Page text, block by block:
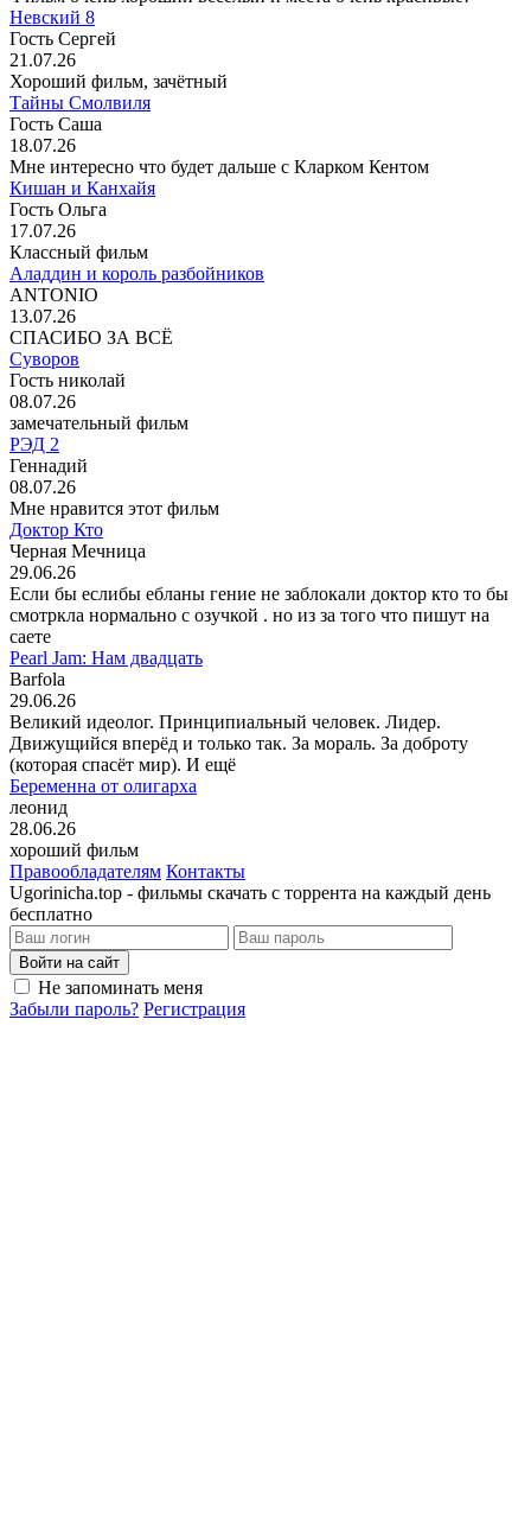
Невский 8
Гость Сергей
21.07.26
Хороший фильм, зачётный
Тайны Смолвиля
Гость Саша
18.07.26
Мне интересно что будет дальше с Кларком Кентом
Кишан и Канхайя
Гость Ольга
17.07.26
Классный фильм
Аладдин и король разбойников
ANTONIO
13.07.26
СПАСИБО ЗА ВСЁ
Суворов
Гость николай
08.07.26
замечательный фильм
РЭД 2
Геннадий
08.07.26
Мне нравится этот фильм
Доктор Кто
Черная Мечница
29.06.26
Если бы еслибы ебланы гение не заблокали доктор кто то бы
смотркла нормально с озучкой . но из за того что пишут на
саете
Pearl Jam: Нам двадцать
Barfola
29.06.26
Великий идеолог. Принципиальный человек. Лидер.
Движущийся вперёд и только так. За мораль. За доброту
(которая спасёт мир). И ещё
Беременна от олигарха
леонид
28.06.26
хороший фильм
Правообладателям Контакты
Ugorinicha.top - фильмы скачать с торрента на каждый день
бесплатно
Войти на сайт
Не запоминать меня
Забыли пароль? Регистрация